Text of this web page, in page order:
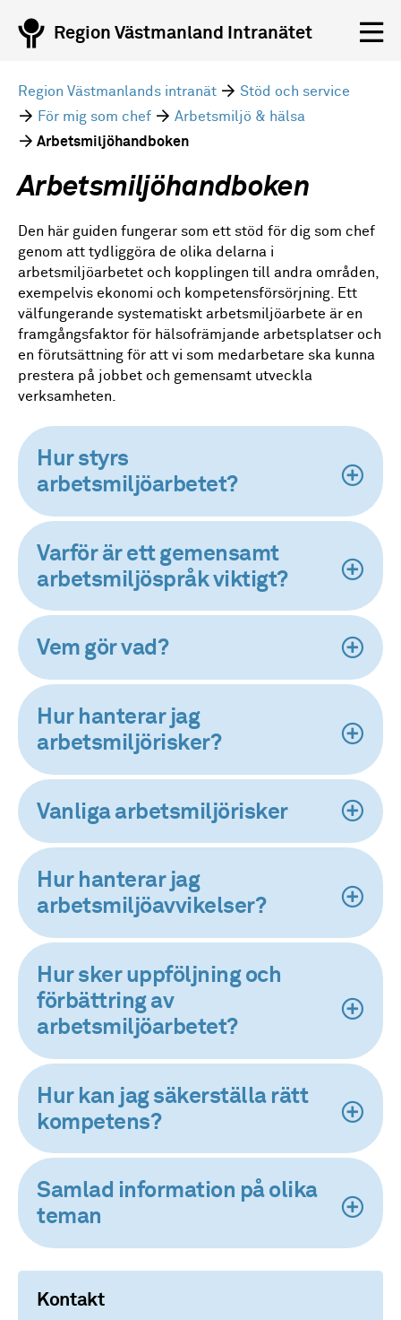
Region Västmanland Intranätet
Region Västmanlands intranät
Stöd och service
För mig som chef
Arbetsmiljö & hälsa
Arbetsmiljöhandboken
Arbetsmiljöhandboken
Den här guiden fungerar som ett stöd för dig som chef
genom att tydliggöra de olika delarna i
arbetsmiljöarbetet och kopplingen till andra områden,
exempelvis ekonomi och kompetensförsörjning.
Ett
välfungerande systematiskt arbetsmiljöarbete är en
framgångsfaktor för hälsofrämjande arbetsplatser och
en förutsättning för att vi som medarbetare ska kunna
prestera på jobbet och gemensamt utveckla
verksamheten
Hur styrs
arbetsmiljöarbetet?
Varför är ett gemensamt
arbetsmiljöspråk viktigt?
Vem gör vad?
Hur hanterar jag
arbetsmiljörisker?
Vanliga arbetsmiljörisker
Hur hanterar jag
arbetsmiljöavvikelser?
Hur sker uppföljning och
förbättring av
arbetsmiljöarbetet?
Hur kan jag säkerställa rätt
kompetens?
Samlad information på olika
teman
Kontakt